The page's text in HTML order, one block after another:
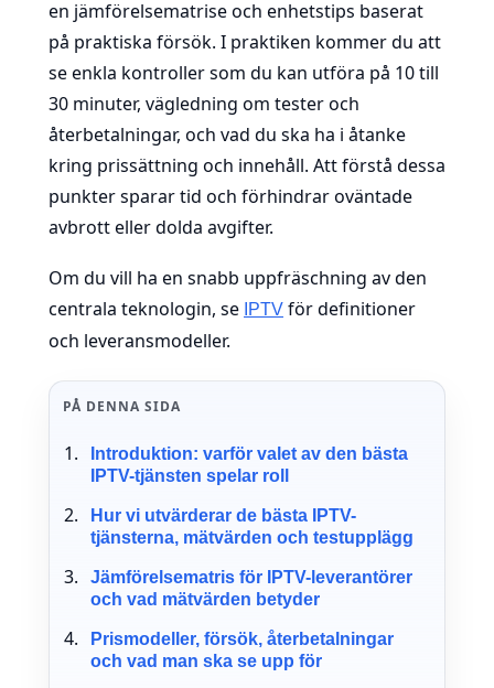
en jämförelsematrise och enhetstips baserat
på praktiska försök. I praktiken kommer du att
se enkla kontroller som du kan utföra på 10 till
30 minuter, vägledning om tester och
återbetalningar, och vad du ska ha i åtanke
kring prissättning och innehåll. Att förstå dessa
punkter sparar tid och förhindrar oväntade
avbrott eller dolda avgifter.
Om du vill ha en snabb uppfräschning av den
centrala teknologin, se IPTV för definitioner
och leveransmodeller.
PÅ DENNA SIDA
Introduktion: varför valet av den bästa
IPTV-tjänsten spelar roll
Hur vi utvärderar de bästa IPTV-
tjänsterna, mätvärden och testupplägg
Jämförelsematris för IPTV-leverantörer
och vad mätvärden betyder
Prismodeller, försök, återbetalningar
och vad man ska se upp för